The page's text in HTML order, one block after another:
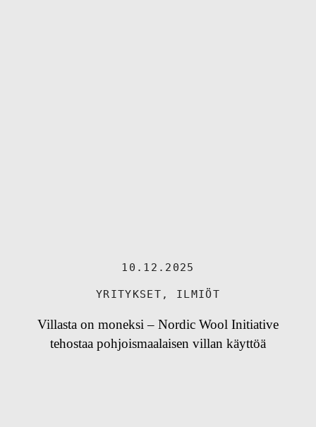
10.12.2025
YRITYKSET , ILMIÖT
Villasta on moneksi – Nordic Wool Initiative
tehostaa pohjoismaalaisen villan käyttöä